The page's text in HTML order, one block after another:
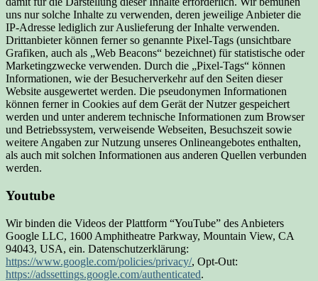
uns nur solche Inhalte zu verwenden, deren jeweilige Anbieter die
IP-Adresse lediglich zur Auslieferung der Inhalte verwenden.
Drittanbieter können ferner so genannte Pixel-Tags (unsichtbare
Grafiken, auch als „Web Beacons“ bezeichnet) für statistische oder
Marketingzwecke verwenden. Durch die „Pixel-Tags“ können
Informationen, wie der Besucherverkehr auf den Seiten dieser
Website ausgewertet werden. Die pseudonymen Informationen
können ferner in Cookies auf dem Gerät der Nutzer gespeichert
werden und unter anderem technische Informationen zum Browser
und Betriebssystem, verweisende Webseiten, Besuchszeit sowie
weitere Angaben zur Nutzung unseres Onlineangebotes enthalten,
als auch mit solchen Informationen aus anderen Quellen verbunden
werden.
Youtube
Wir binden die Videos der Plattform “YouTube” des Anbieters
Google LLC, 1600 Amphitheatre Parkway, Mountain View, CA
94043, USA, ein. Datenschutzerklärung:
https://www.google.com/policies/privacy/, Opt-Out:
https://adssettings.google.com/authenticated.